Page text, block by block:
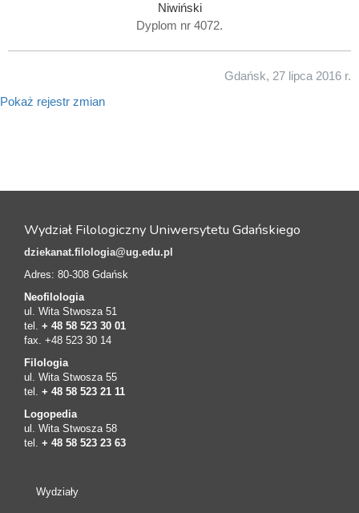
Niwiński
Dyplom nr 4072.
Gdańsk, 27 lipca 2016 r.
Pokaż rejestr zmian
Wydział Filologiczny Uniwersytetu Gdańskiego
dziekanat.filologia@ug.edu.pl
Adres: 80-308 Gdańsk
Neofilologia
ul. Wita Stwosza 51
tel. + 48 58 523 30 01
fax. +48 523 30 14
Filologia
ul. Wita Stwosza 55
tel. + 48 58 523 21 11
Logopedia
ul. Wita Stwosza 58
tel. + 48 58 523 23 63
Wydziały